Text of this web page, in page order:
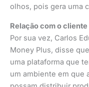
olhos, pois gera uma
Relação com o cliente
Por sua vez, Carlos
Money Plus, disse
uma plataforma que
um ambiente em que